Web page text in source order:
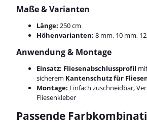
Maße & Varianten
Länge: 250 cm
Höhenvarianten: 8 mm, 10 mm,
Anwendung & Montage
Einsatz: Fliesenabschlussprofil
sicherem Kantenschutz für
Montage: Einfach zuschneidbar,
Fliesenkleber
Passende